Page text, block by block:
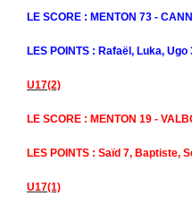
LE SCORE : MENTON 73 -
LES POINTS : Rafaël, Luka,
U17(2)
LE SCORE : MENTON 19 -
LES POINTS : Saïd 7, Baptiste,
U17(1)